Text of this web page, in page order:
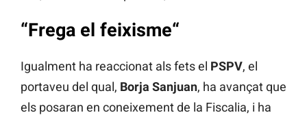
“Frega el feixisme“
Igualment ha reaccionat als fets el PSPV, el
portaveu del qual, Borja Sanjuan, ha avançat que
els posaran en coneixement de la Fiscalia, i ha